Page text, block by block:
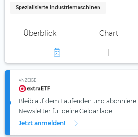
Spezialisierte Industriemaschinen
Überblick Chart
ANZEIGE
Bleib auf dem Laufenden und abonniere
Newsletter für deine Geldanlage.
Jetzt anmelden!